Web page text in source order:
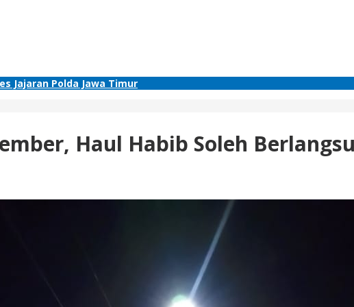
Jajaran Polda Jawa Timur
Haul Habib Soleh